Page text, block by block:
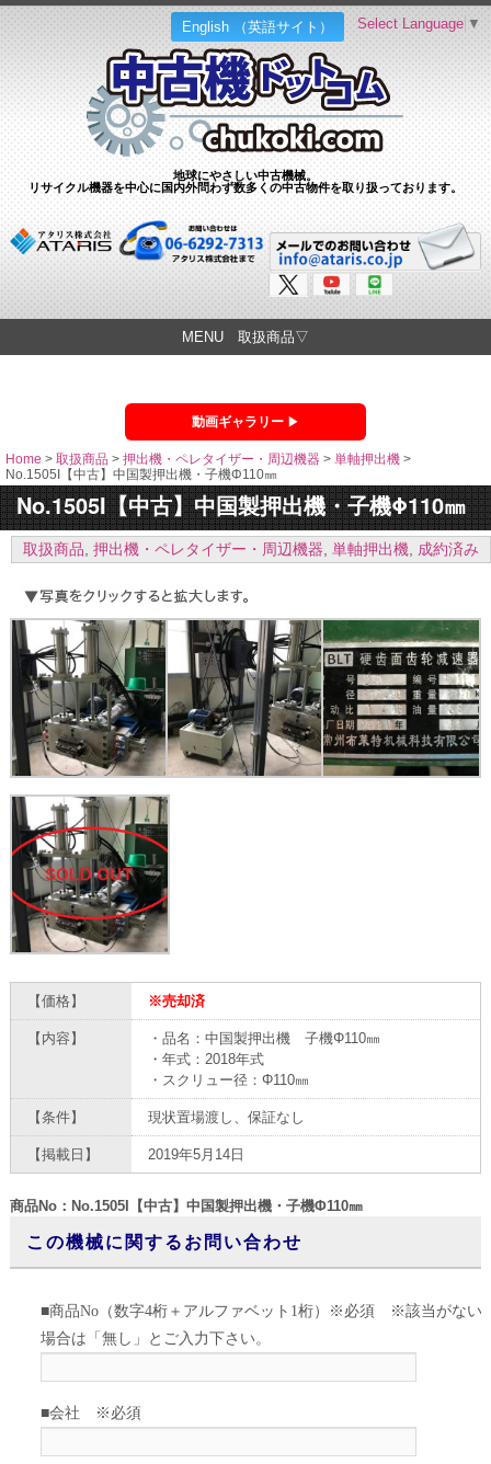
English （英語サイト）
地球にやさしい中古機械。
リサイクル機器を中心に国内外問わず数多くの中古物件を取り扱っております。
Select Language ▼
MENU 取扱商品▽
動画ギャラリー
Home > 取扱商品 > 押出機・ペレタイザー・周辺機器 > 単軸押出機 >
No.1505I【中古】中国製押出機・子機Φ110㎜
No.1505I【中古】中国製押出機・子機Φ110㎜
取扱商品, 押出機・ペレタイザー・周辺機器, 単軸押出機, 成約済み
【価格】 ※売却済
【内容】
・品名：中国製押出機 子機Φ110㎜
・年式：2018年式
・スクリュー径：Φ110㎜
【条件】 現状置場渡し、保証なし
【掲載日】 2019年5月14日
商品No：No.1505I【中古】中国製押出機・子機Φ110㎜
この機械に関するお問い合わせ